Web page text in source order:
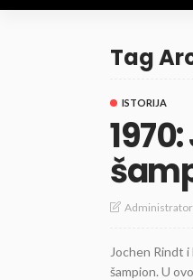
Tag
ISTORIJA
Administrator
Jochen Rindt
šampion. U